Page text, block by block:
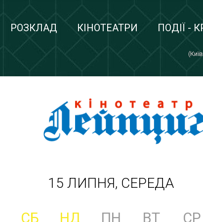
РОЗКЛАД КІНОТЕАТРИ ПОДІЇ -
15 ЛИПНЯ, СЕРЕДА
СБ НД ПН ВТ СР